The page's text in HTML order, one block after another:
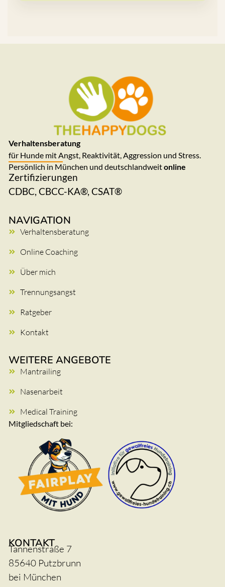
Verhaltensberatung
für Hunde mit Angst, Reaktivität, Aggression und Stress.
Persönlich in München und deutschlandweitonline
Zertifizierungen
CDBC, CBCC-KA®, CSAT®
NAVIGATION
Verhaltensberatung
Online Coaching
Über mich
Trennungsangst
Ratgeber
Kontakt
WEITERE ANGEBOTE
Mantrailing
Nasenarbeit
Medical Training
Mitgliedschaft bei:
KONTAKT
Tannenstraße 7
85640 Putzbrunn
bei München